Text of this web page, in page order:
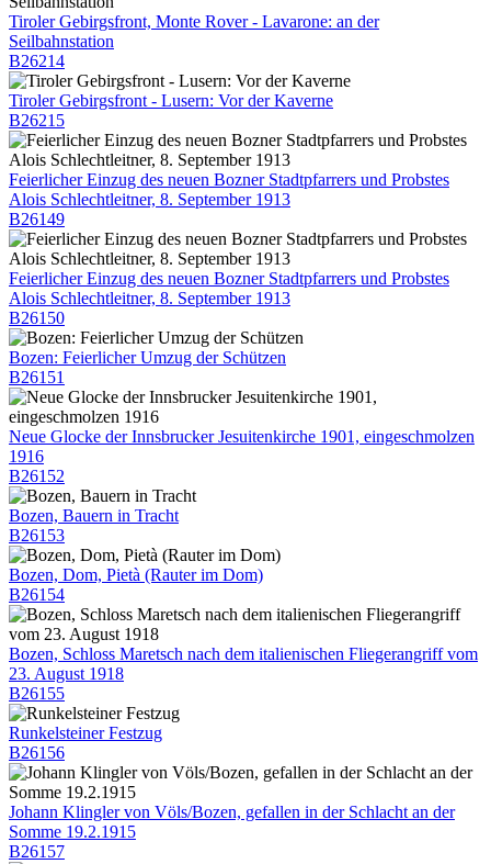
Tiroler Gebirgsfront, Monte Rover - Lavarone: an der
Seilbahnstation
B26214
Tiroler Gebirgsfront - Lusern: Vor der Kaverne
B26215
Feierlicher Einzug des neuen Bozner Stadtpfarrers und Probstes
Alois Schlechtleitner, 8. September 1913
B26149
Feierlicher Einzug des neuen Bozner Stadtpfarrers und Probstes
Alois Schlechtleitner, 8. September 1913
B26150
Bozen: Feierlicher Umzug der Schützen
B26151
Neue Glocke der Innsbrucker Jesuitenkirche 1901, eingeschmolzen
1916
B26152
Bozen, Bauern in Tracht
B26153
Bozen, Dom, Pietà (Rauter im Dom)
B26154
Bozen, Schloss Maretsch nach dem italienischen Fliegerangriff vom
23. August 1918
B26155
Runkelsteiner Festzug
B26156
Johann Klingler von Völs/Bozen, gefallen in der Schlacht an der
Somme 19.2.1915
B26157